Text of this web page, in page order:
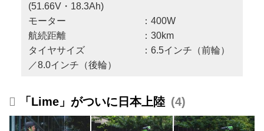
(51.66V・18.3Ah)
モーター ：400W
航続距離 ：30km
タイヤサイズ ：6.5インチ（前輪）
／8.0インチ（後輪）
「Lime」がついに日本上陸 4